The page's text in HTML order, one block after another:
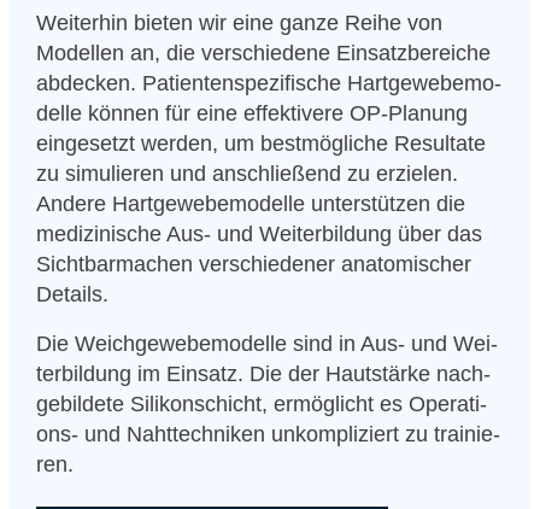
Wei­ter­hin bie­ten wir eine gan­ze Rei­he von
Model­len an, die ver­schie­de­ne Ein­satz­be­rei­che
abde­cken. Patienten­spezifische Hart­ge­we­be­mo­
del­le kön­nen für eine effek­ti­ve­re OP-Pla­nung
ein­ge­setzt wer­den, um best­mög­li­che Resul­ta­te
zu simu­lie­ren und anschlie­ßend zu erzie­len.
Ande­re Hart­ge­we­be­mo­del­le unter­stüt­zen die
medi­zi­ni­sche Aus- und Wei­ter­bil­dung über das
Sicht­bar­ma­chen ver­schie­de­ner ana­to­mi­scher
Details.
Die Weich­ge­we­be­mo­del­le sind in Aus- und Wei­
ter­bil­dung im Ein­satz. Die der Haut­stär­ke nach­
ge­bil­de­te Sili­kon­schicht, ermög­licht es Ope­ra­ti­
ons- und Naht­tech­ni­ken unkom­pli­ziert zu trai­nie­
ren.